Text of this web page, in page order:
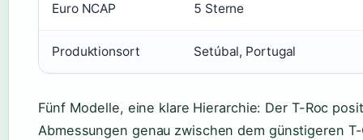
Euro NCAP 5 Sterne
Produktionsort Setúbal, Portugal
Fünf Modelle, eine klare Hierarchie: Der T-Roc
Abmessungen genau zwischen dem günstigeren